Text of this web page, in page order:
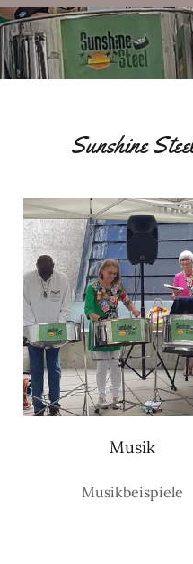
Sunshine
Musik
Musikbeispiele